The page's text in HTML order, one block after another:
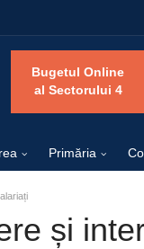
Bugetul Online
al Sectorului 4
Primăria
și